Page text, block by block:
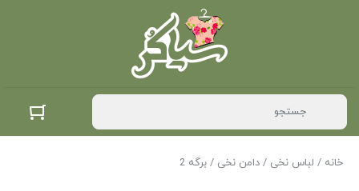
خانه / لباس نخی / دامن نخی / برگه 2